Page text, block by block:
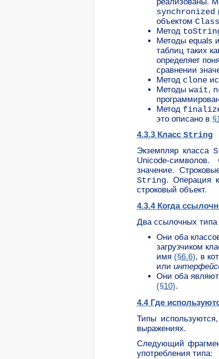
synchronized
объектом Class
Метод
Методы equals
таблиц таких
определяет
сравнении
Метод clone
Методы wait,
Метод
это описано в
4.3.3 Класс String
Экземпляр класса
Unicode-
значение.
String. Операция
строковый объект.
4.3.4 Когда
Два ссылочных
Они оба
загрузчиком
имя (§6.6), в
или
Они оба
(§10).
4.4 Где
Типы
выражениях.
Следующий
употребления типа: